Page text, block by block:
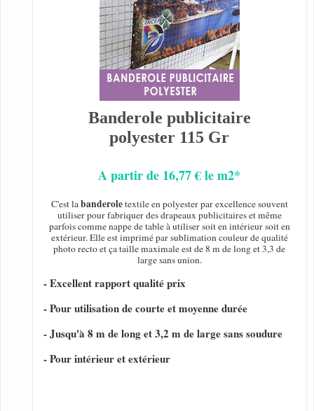
Banderole publicitaire
polyester 115 Gr
A partir de 16,77 € le m2*
C'est labanderoletextile en polyester par excellence souvent
utiliser pour fabriquer des drapeaux publicitaires et même
parfois comme nappe de table à utiliser soit en intérieur soit en
extérieur. Elle est imprimé par sublimation couleur de qualité
photo recto et ça taille maximale est de 8 m de long et 3,3 de
large sans union.
- Excellent rapport qualité prix
- Pour utilisation de courte et moyenne durée
- Jusqu'à 8 m de long et 3,2 m de large sans soudure
- Pour intérieur et extérieur